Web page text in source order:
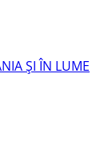
ŞI ÎN LUME